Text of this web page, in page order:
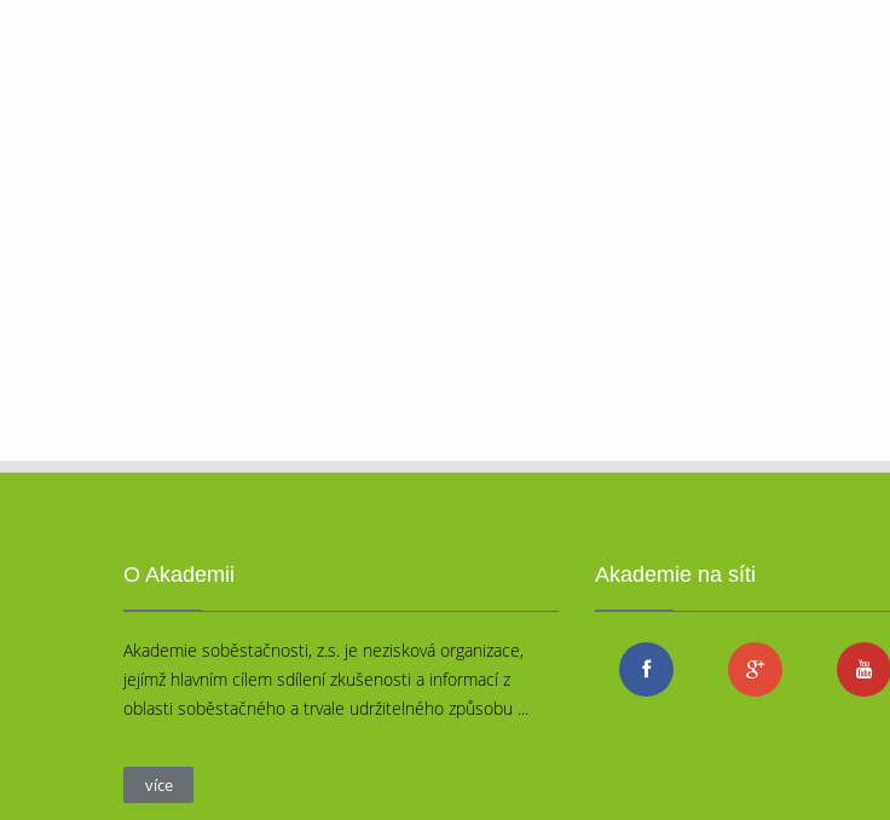
O Akademii
Akademie soběstačnosti, z.s. je nezisková organizace,
jejímž hlavním cílem sdílení zkušenosti a informací z
oblasti soběstačného a trvale udržitelného způsobu ...
více
Akademie na síti